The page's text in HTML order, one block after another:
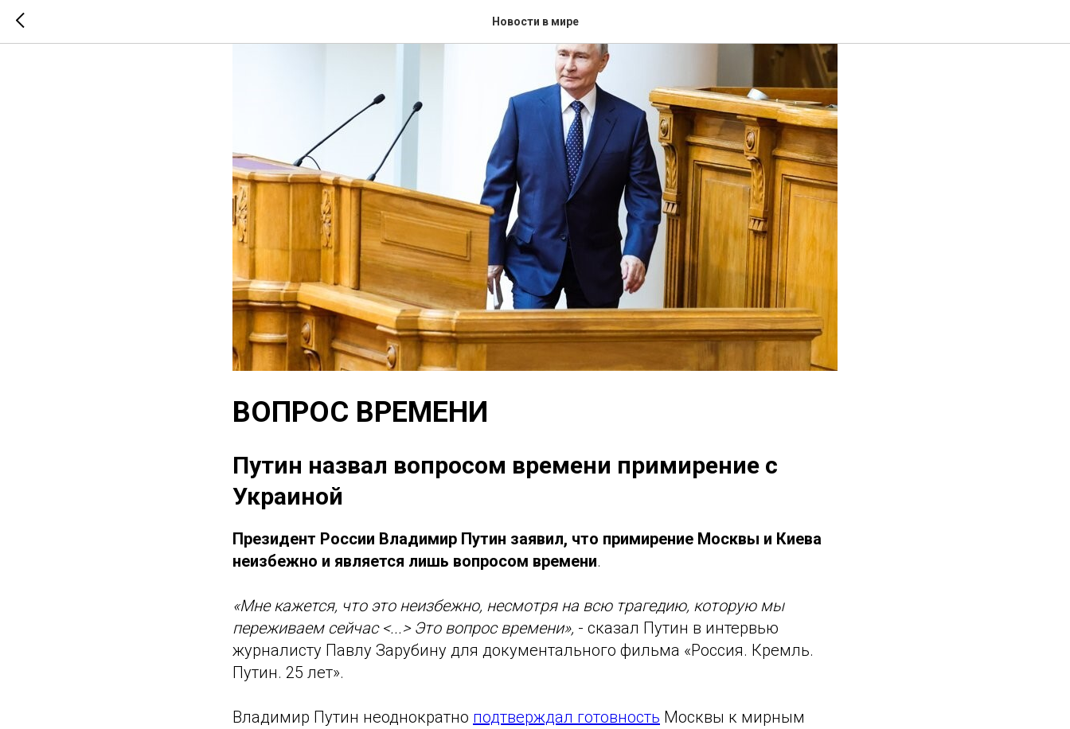
Новости в мире
ВОПРОС ВРЕМЕНИ
Путин назвал вопросом времени примирение с
Украиной
Президент России Владимир Путин заявил, что примирение Москвы и Киева
неизбежно и является лишь вопросом времени.
«Мне кажется, что это неизбежно, несмотря на всю трагедию, которую мы
переживаем сейчас <...> Это вопрос времени», - сказал Путин в интервью
журналисту Павлу Зарубину для документального фильма «Россия. Кремль.
Путин. 25 лет».
Владимир Путин неоднократно подтверждал готовность Москвы к мирным